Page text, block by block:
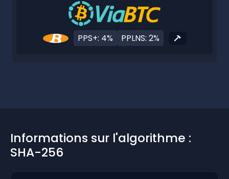
PPS+: 4% PPLNS: 2%
Informations sur l'algorithme :
SHA-256